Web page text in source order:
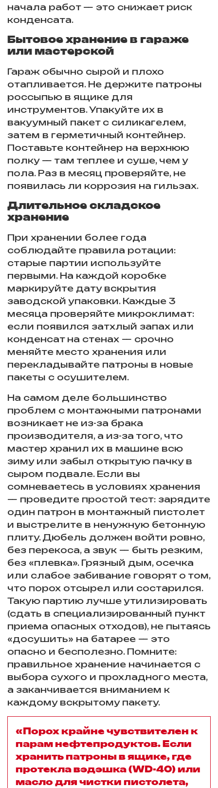
начала работ — это снижает риск
конденсата.
Бытовое хранение в гараже
или мастерской
Гараж обычно сырой и плохо
отапливается. Не держите патроны
россыпью в ящике для
инструментов. Упакуйте их в
вакуумный пакет с силикагелем,
затем в герметичный контейнер.
Поставьте контейнер на верхнюю
полку — там теплее и суше, чем у
пола. Раз в месяц проверяйте, не
появилась ли коррозия на гильзах.
Длительное складское
хранение
При хранении более года
соблюдайте правила ротации:
старые партии используйте
первыми. На каждой коробке
маркируйте дату вскрытия
заводской упаковки. Каждые 3
месяца проверяйте микроклимат:
если появился затхлый запах или
конденсат на стенах — срочно
меняйте место хранения или
перекладывайте патроны в новые
пакеты с осушителем.
На самом деле большинство
проблем с монтажными патронами
возникает не из-за брака
производителя, а из-за того, что
мастер хранил их в машине всю
зиму или забыл открытую пачку в
сыром подвале. Если вы
сомневаетесь в условиях хранения
— проведите простой тест: зарядите
один патрон в монтажный пистолет
и выстрелите в ненужную бетонную
плиту. Дюбель должен войти ровно,
без перекоса, а звук — быть резким,
без «плевка». Грязный дым, осечка
или слабое забивание говорят о том,
что порох отсырел или состарился.
Такую партию лучше утилизировать
(сдать в специализированный пункт
приема опасных отходов), не пытаясь
«досушить» на батарее — это
опасно и бесполезно. Помните:
правильное хранение начинается с
выбора сухого и прохладного места,
а заканчивается вниманием к
каждому вскрытому пакету.
«Порох крайне чувствителен к
парам нефтепродуктов. Если
хранить патроны в ящике, где
протекла вэдэшка (WD-40) или
масло для чистки пистолета,